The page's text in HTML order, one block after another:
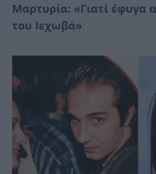
Μαρτυρία: «Γιατί έφυγα
του Ιεχωβά»